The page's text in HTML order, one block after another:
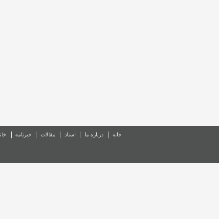
خانه درباره ما اسناد مقالات خبرنامه